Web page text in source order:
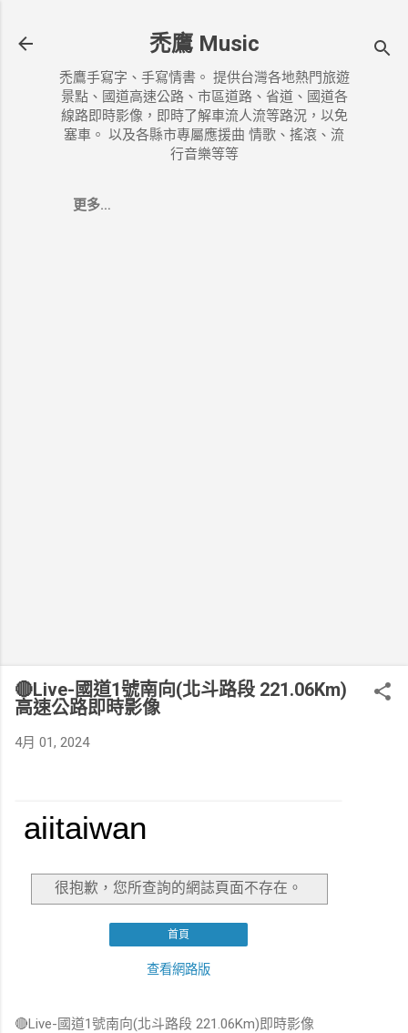
禿鷹 Music
禿鷹手寫字、手寫情書。 提供台灣各地熱門旅遊
景點、國道高速公路、市區道路、省道、國道各
線路即時影像，即時了解車流人流等路況，以免
塞車。 以及各縣市專屬應援曲 情歌、搖滾、流
行音樂等等
更多…
🔴Live-國道1號南向(北斗路段 221.06Km)
高速公路即時影像
4月 01, 2024
🔴Live-國道1號南向(北斗路段 221.06Km)即時影像